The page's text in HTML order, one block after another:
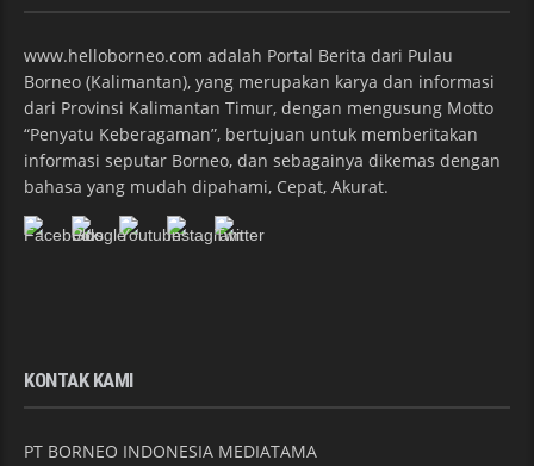
www.helloborneo.com adalah Portal Berita dari Pulau
Borneo (Kalimantan), yang merupakan karya dan informasi
dari Provinsi Kalimantan Timur, dengan mengusung Motto
“Penyatu Keberagaman”, bertujuan untuk memberitakan
informasi seputar Borneo, dan sebagainya dikemas dengan
bahasa yang mudah dipahami, Cepat, Akurat.
KONTAK KAMI
PT BORNEO INDONESIA MEDIATAMA